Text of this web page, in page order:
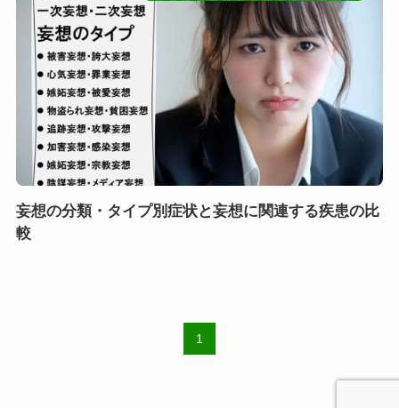
妄想の分類・タイプ別症状と妄想に関連する疾患の比
較
1